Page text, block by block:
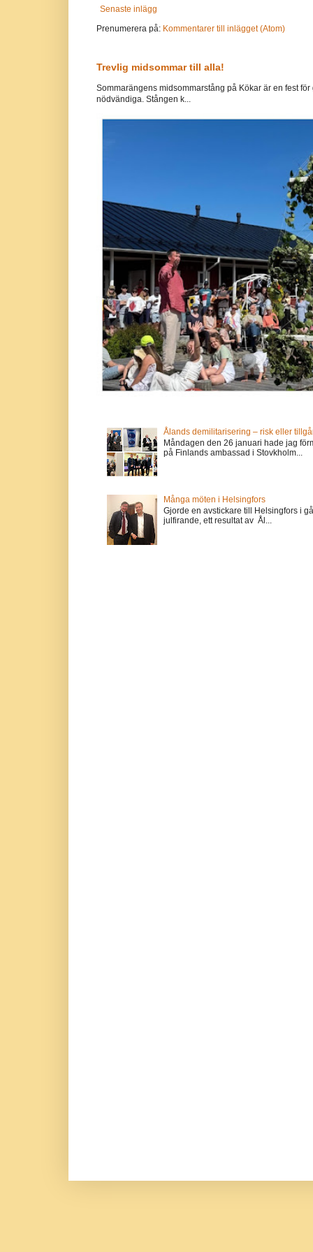
Senaste inlägg
Prenumerera på: Kommentarer till inlägget (Atom)
Trevlig midsommar till alla!
Sommarängens midsommarstång på Kökar är en fest
nödvändiga. Stången k...
Ålands demilitarisering – risk eller
Måndagen den 26 januari hade jag
på Finlands ambassad i Stovkholm...
Många möten i Helsingfors
Gjorde en avstickare till Helsingfors i
julfirande, ett resultat av Ål...